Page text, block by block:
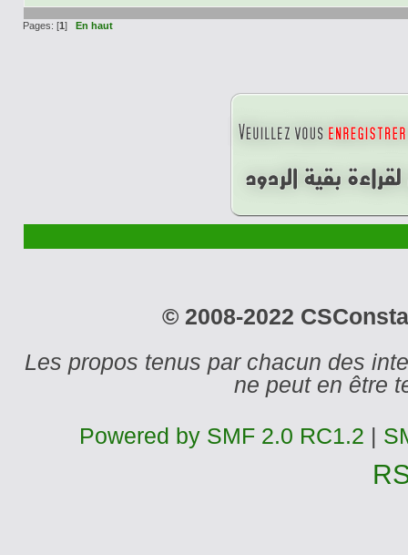
Pages: [1] En haut
© 2008-2022
Les propos tenus par chacun des
ne peut en être
Powered by SMF 2.0 RC1.2 |